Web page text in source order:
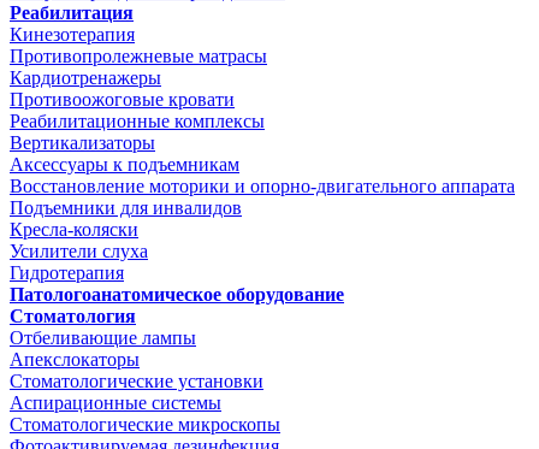
Реабилитация
Кинезотерапия
Противопролежневые матрасы
Кардиотренажеры
Противоожоговые кровати
Реабилитационные комплексы
Вертикализаторы
Аксессуары к подъемникам
Восстановление моторики и опорно-двигательного аппарата
Подъемники для инвалидов
Кресла-коляски
Усилители слуха
Гидротерапия
Патологоанатомическое оборудование
Стоматология
Отбеливающие лампы
Апекслокаторы
Стоматологические установки
Аспирационные системы
Стоматологические микроскопы